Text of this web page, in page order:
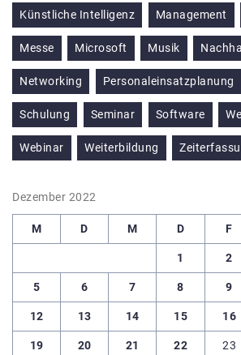
Künstliche Intelligenz Management
Messe Microsoft Musik
Networking Personaleinsatzplanung
Schulung Seminar Software
Webinar Weiterbildung
Dezember 2022
M D M D F
1 2
5 6 7 8 9
12 13 14 15 16
19 20 21 22 23